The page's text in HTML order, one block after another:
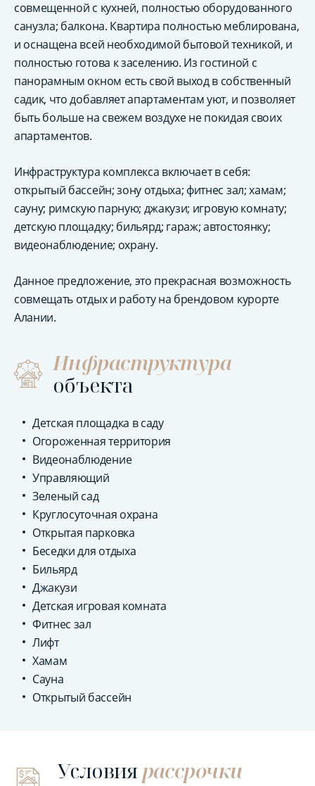
совмещенной с кухней, полностью оборудованного
санузла; балкона. Квартира полностью меблирована,
и оснащена всей необходимой бытовой техникой, и
полностью готова к заселению. Из гостиной с
панорамным окном есть свой выход в собственный
садик, что добавляет апартаментам уют, и позволяет
быть больше на свежем воздухе не покидая своих
апартаментов.
Инфраструктура комплекса включает в себя:
открытый бассейн; зону отдыха; фитнес зал; хамам;
сауну; римскую парную; джакузи; игровую комнату;
детскую площадку; бильярд; гараж; автостоянку;
видеонаблюдение; охрану.
Данное предложение, это прекрасная возможность
совмещать отдых и работу на брендовом курорте
Алании.
Инфраструктура
объекта
Детская площадка в саду
Огороженная территория
Видеонаблюдение
Управляющий
Зеленый сад
Круглосуточная охрана
Открытая парковка
Беседки для отдыха
Бильярд
Джакузи
Детская игровая комната
Фитнес зал
Лифт
Хамам
Сауна
Открытый бассейн
Условиярассрочки